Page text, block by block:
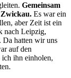
Gemeinsam
Zwickau. Es war ein
aber Zeit ist ein
nach Leipzig,
Da hatten wir uns
auf den
ich ihn einholen,